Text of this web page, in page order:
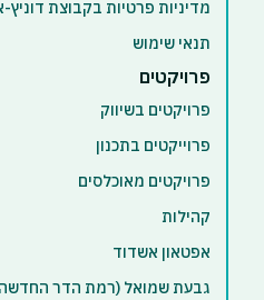
מדיניות פרטיות בקבוצת
תנאי שימוש
פרויקטים
פרויקטים בשיווק
פרוייקטים בתכנון
פרויקטים מאוכלסים
קהילות
אפטאון אשדוד
גבעת שמואל (רמת הדר